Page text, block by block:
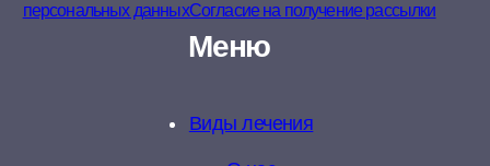
персональных данныхСогласие на получение рассылки
Меню
Виды лечения